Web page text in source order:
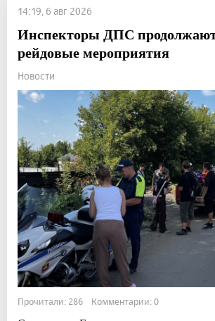
14:19, 6 авг 2026
Инспекторы ДПС
рейдовые мероприятия
Новости
Прочитали: 286 Комментарии: 0